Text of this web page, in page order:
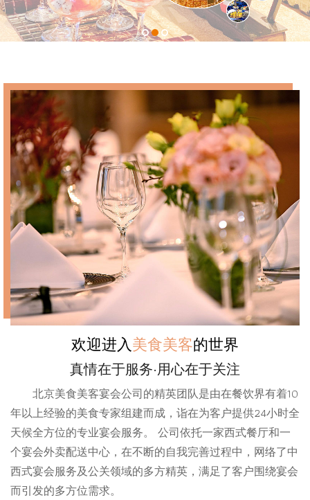
1 2 3
欢迎进入 美食美客的世界
真情在于服务·用心在于关注
北京美食美客宴会公司的精英团队是由在餐饮界有着10
年以上经验的美食专家组建而成，诣在为客户提供24小时全
天候全方位的专业宴会服务。 公司依托一家西式餐厅和一
个宴会外卖配送中心，在不断的自我完善过程中，网络了中
西式宴会服务及公关领域的多方精英，满足了客户围绕宴会
而引发的多方位需求。